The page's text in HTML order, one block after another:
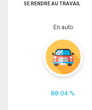
SE RENDRE AU TRAVAIL
En auto
88.04 %